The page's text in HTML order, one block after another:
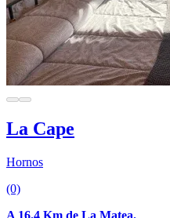
La Cape
Hornos
(0)